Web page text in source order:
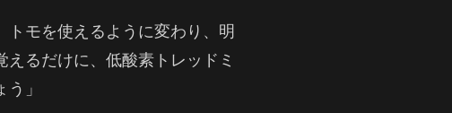
モを使えるように変わり、明
るだけに、低酸素トレッドミ
」